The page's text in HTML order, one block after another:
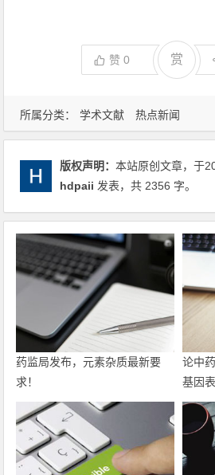
所属分类： 学术文献 热点新闻
赞0 赏
版权声明：本站原创文章，于
hdpaii 发表，共 2356 字。
药监局发布，元素杂质最新要
求！
论中
基因